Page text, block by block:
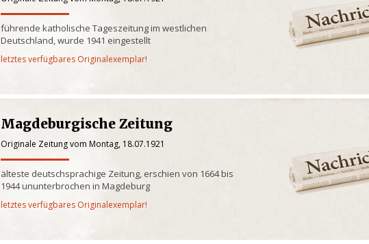
führende katholische Tageszeitung im westlichen
Deutschland, wurde 1941 eingestellt
letztes verfügbares Originalexemplar!
Magdeburgische Zeitung
Originale Zeitung vom Montag, 18.07.1921
älteste deutschsprachige Zeitung, erschien von 1664 bis
1944 ununterbrochen in Magdeburg
letztes verfügbares Originalexemplar!